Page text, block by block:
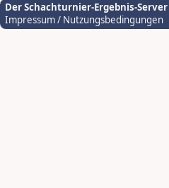
Der Schachturnier-Ergebnis-Server
Impressum / Nutzungsbedingungen